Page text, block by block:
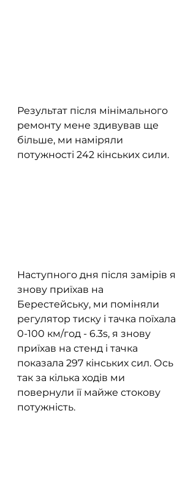
Результат після мінімального
ремонту мене здивував ще
більше, ми наміряли
потужності 242 кінських сили.
Наступного дня після замірів я
знову приїхав на
Берестейську, ми поміняли
регулятор тиску і тачка поїхала
0-100 км/год - 6.3s, я знову
приїхав на стенд і тачка
показала 297 кінських сил. Ось
так за кілька ходів ми
повернули її майже стокову
потужність.